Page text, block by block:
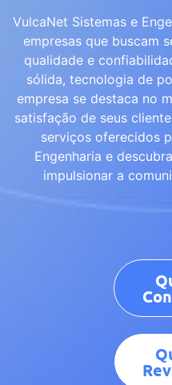
VulcaNet Sistemas e
empresas que buscam
qualidade e
sólida, tecnologia de
empresa se destaca no
satisfação de seus
serviços oferecidos
Engenharia e
impulsionar a